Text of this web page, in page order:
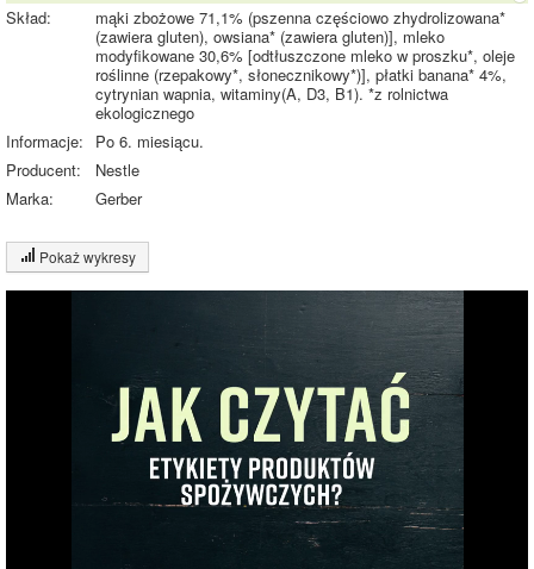
Skład:
mąki zbożowe 71,1% (pszenna częściowo zhydrolizowana*
(zawiera gluten), owsiana* (zawiera gluten)], mleko
modyfikowane 30,6% [odtłuszczone mleko w proszku*, oleje
roślinne (rzepakowy*, słonecznikowy*)], płatki banana* 4%,
cytrynian wapnia, witaminy(A, D3, B1). *z rolnictwa
ekologicznego
Informacje:
Po 6. miesiącu.
Producent:
Nestle
Marka:
Gerber
Pokaż wykresy
Wykres składu produktu
Pozostałe (79%)